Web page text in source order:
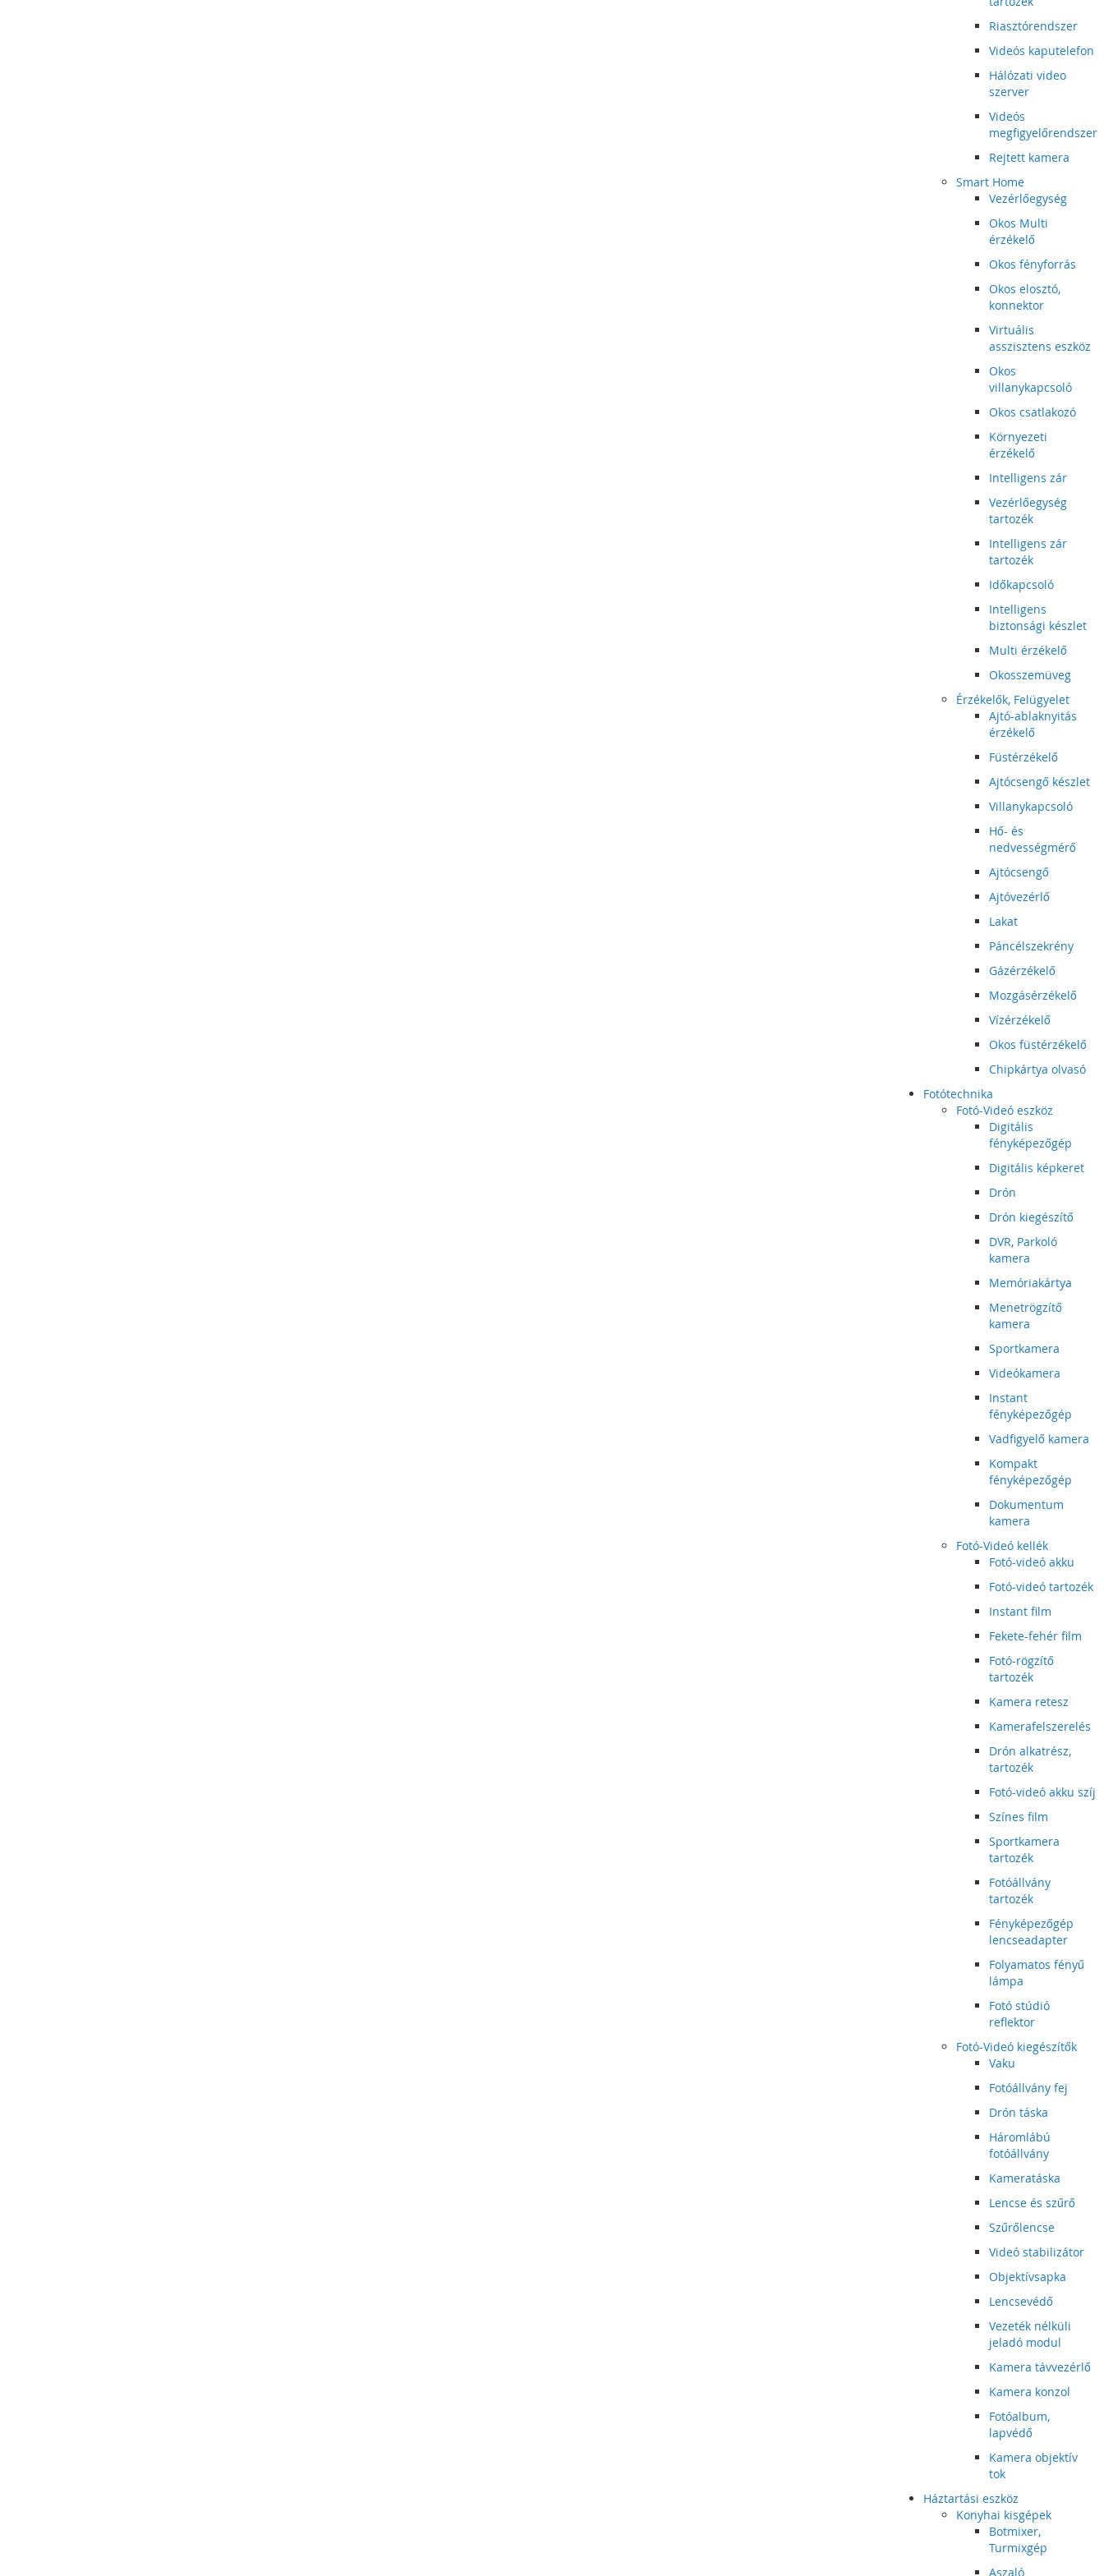
Riasztórendszer
Videós kaputelefon
Hálózati video
szerver
Videós
megfigyelőrendszer
Rejtett kamera
Smart Home
Vezérlőegység
Okos Multi
érzékelő
Okos fényforrás
Okos elosztó,
konnektor
Virtuális
asszisztens eszköz
Okos
villanykapcsoló
Okos csatlakozó
Környezeti
érzékelő
Intelligens zár
Vezérlőegység
tartozék
Intelligens zár
tartozék
Időkapcsoló
Intelligens
biztonsági készlet
Multi érzékelő
Okosszemüveg
Érzékelők, Felügyelet
Ajtó-ablaknyitás
érzékelő
Füstérzékelő
Ajtócsengő készlet
Villanykapcsoló
Hő- és
nedvességmérő
Ajtócsengő
Ajtóvezérlő
Lakat
Páncélszekrény
Gázérzékelő
Mozgásérzékelő
Vízérzékelő
Okos füstérzékelő
Chipkártya olvasó
Fotótechnika
Fotó-Videó eszköz
Digitális
fényképezőgép
Digitális képkeret
Drón
Drón kiegészítő
DVR, Parkoló
kamera
Memóriakártya
Menetrögzítő
kamera
Sportkamera
Videókamera
Instant
fényképezőgép
Vadfigyelő kamera
Kompakt
fényképezőgép
Dokumentum
kamera
Fotó-Videó kellék
Fotó-videó akku
Fotó-videó tartozék
Instant film
Fekete-fehér film
Fotó-rögzítő
tartozék
Kamera retesz
Kamerafelszerelés
Drón alkatrész,
tartozék
Fotó-videó akku szíj
Színes film
Sportkamera
tartozék
Fotóállvány
tartozék
Fényképezőgép
lencseadapter
Folyamatos fényű
lámpa
Fotó stúdió
reflektor
Fotó-Videó kiegészítők
Vaku
Fotóállvány fej
Drón táska
Háromlábú
fotóállvány
Kameratáska
Lencse és szűrő
Szűrőlencse
Videó stabilizátor
Objektívsapka
Lencsevédő
Vezeték nélküli
jeladó modul
Kamera távvezérlő
Kamera konzol
Fotóalbum,
lapvédő
Kamera objektív
tok
Háztartási eszköz
Konyhai kisgépek
Botmixer,
Turmixgép
Aszaló